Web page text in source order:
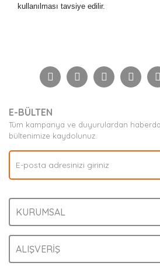
kullanılması tavsiye edilir.
Yorum Yaz
Görüş ve önerileriniz için teşekkür
Ürün açıklamasında eksik bilgiler
Ürün bilgilerinde hatalar bulunuyor.
Ürün fiyatı diğer sitelerden daha
Bu ürüne benzer farklı alternatifler
E-BÜLTEN
Tüm kampanya ve duyurulardan
bültenimize kaydolunuz.
KURUMSAL
ALIŞVERİŞ